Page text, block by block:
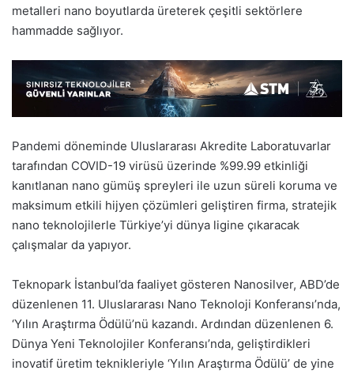
metalleri nano boyutlarda üreterek çeşitli sektörlere
hammadde sağlıyor.
Pandemi döneminde Uluslararası Akredite Laboratuvarlar
tarafından COVID-19 virüsü üzerinde %99.99 etkinliği
kanıtlanan nano gümüş spreyleri ile uzun süreli koruma ve
maksimum etkili hijyen çözümleri geliştiren firma, stratejik
nano teknolojilerle Türkiye’yi dünya ligine çıkaracak
çalışmalar da yapıyor.
Teknopark İstanbul’da faaliyet gösteren Nanosilver, ABD’de
düzenlenen 11. Uluslararası Nano Teknoloji Konferansı’nda,
‘Yılın Araştırma Ödülü’nü kazandı. Ardından düzenlenen 6.
Dünya Yeni Teknolojiler Konferansı’nda, geliştirdikleri
inovatif üretim teknikleriyle ‘Yılın Araştırma Ödülü’ de yine